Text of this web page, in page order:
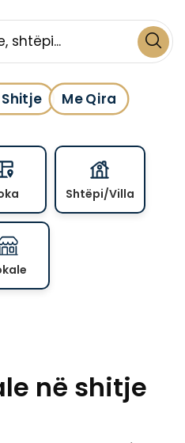
Shitje Me Qira
Shtëpi/Villa
në shitje